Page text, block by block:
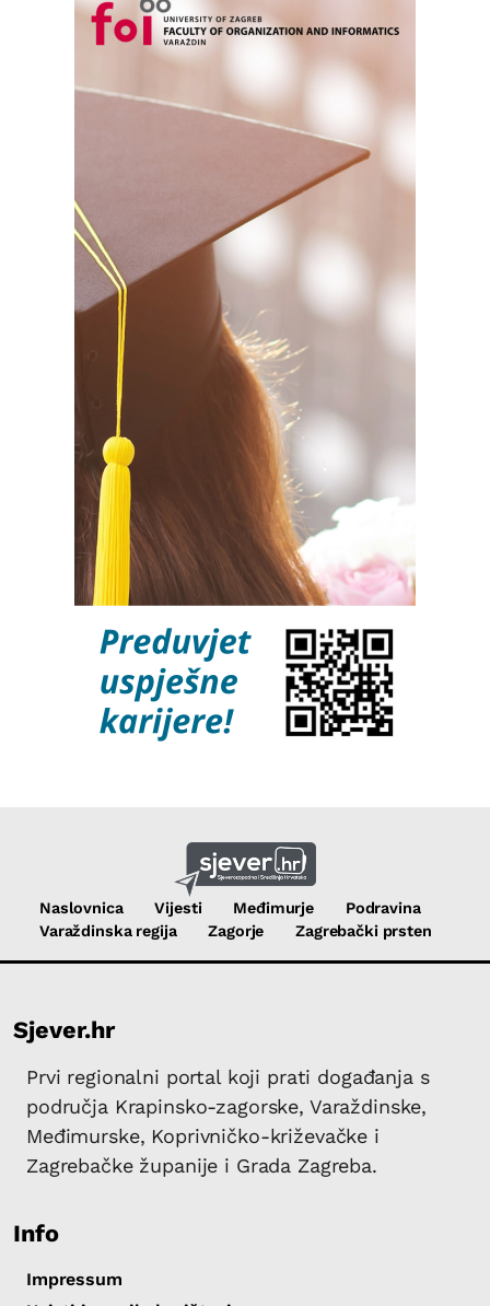
Naslovnica Vijesti Međimurje
Podravina
Varaždinska regija
Zagorje Zagrebački prsten
Sjever.hr
Prvi regionalni portal koji prati događanja s
područja Krapinsko-zagorske, Varaždinske,
Međimurske, Koprivničko-križevačke i
Zagrebačke županije i Grada Zagreba.
Info
Impressum